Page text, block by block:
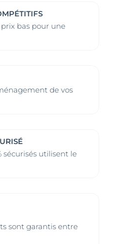
bas pour une
de vos
sécurisés utilisent le
sont garantis entre